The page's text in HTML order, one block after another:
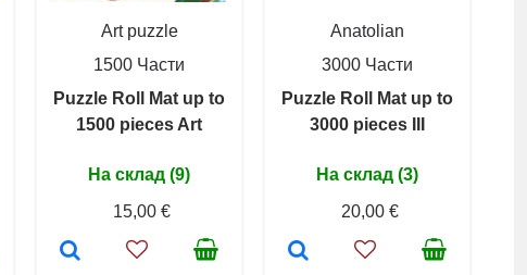
Art puzzle
1500 Части
Puzzle Roll Mat up to
1500 pieces Art
На склад (9)
15,00 €
Anatolian
3000 Части
Puzzle Roll Mat up to
3000 pieces III
На склад (3)
20,00 €